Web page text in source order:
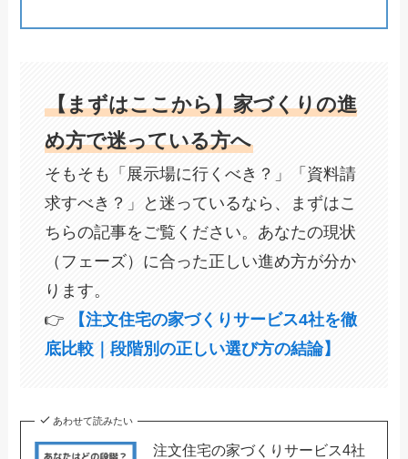
【まずはここから】家づくりの進
め方で迷っている方へ
そもそも「展示場に行くべき？」「資料請
求すべき？」と迷っているなら、まずはこ
ちらの記事をご覧ください。あなたの現状
（フェーズ）に合った正しい進め方が分か
ります。
👉
【注文住宅の家づくりサービス4社を徹
底比較｜段階別の正しい選び方の結論】
あわせて読みたい
注文住宅の家づくりサービス4社